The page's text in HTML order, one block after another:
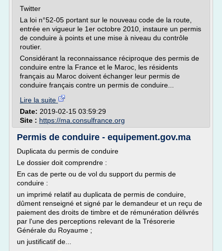
Twitter
La loi n°52-05 portant sur le nouveau code de la route,
entrée en vigueur le 1er octobre 2010, instaure un permis
de conduire à points et une mise à niveau du contrôle
routier.
Considérant la reconnaissance réciproque des permis de
conduire entre la France et le Maroc, les résidents
français au Maroc doivent échanger leur permis de
conduire français contre un permis de conduire...
Lire la suite
Date: 2019-02-15 03:59:29
Site : https://ma.consulfrance.org
Permis de conduire - equipement.gov.ma
Duplicata du permis de conduire
Le dossier doit comprendre :
En cas de perte ou de vol du support du permis de
conduire :
un imprimé relatif au duplicata de permis de conduire,
dûment renseigné et signé par le demandeur et un reçu de
paiement des droits de timbre et de rémunération délivrés
par l'une des perceptions relevant de la Trésorerie
Générale du Royaume ;
un justificatif de...